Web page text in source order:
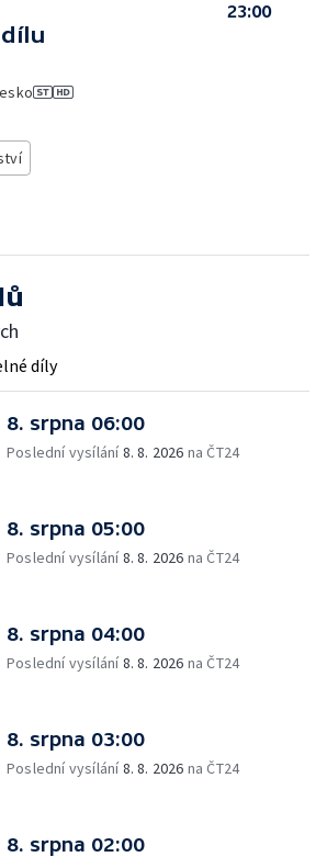
23:00
díly
8. srpna 06:00
Poslední vysílání8. 8. 2026 na ČT24
8. srpna 05:00
Poslední vysílání8. 8. 2026 na ČT24
8. srpna 04:00
Poslední vysílání8. 8. 2026 na ČT24
8. srpna 03:00
Poslední vysílání8. 8. 2026 na ČT24
8. srpna 02:00